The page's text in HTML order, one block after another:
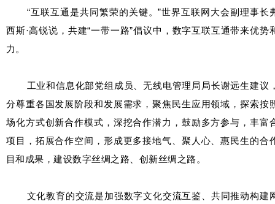
“互联互通是共同繁荣的关键。”世界互联网大会副理事长
西斯·高锐说，共建“一带一路”倡议中，数字互联互通带来优势
力。
工业和信息化部党组成员、无线电管理局局长谢远生建议
分尊重各国发展阶段和发展需求，聚焦民生应用领域，探索按
场化方式创新合作模式，深挖合作潜力，鼓励多方参与，丰富
项目，拓展合作空间，形成更多接地气、聚人心、惠民生的合
目和成果，建设数字丝绸之路、创新丝绸之路。
文化教育的交流是加强数字文化交流互鉴、共同推动构建